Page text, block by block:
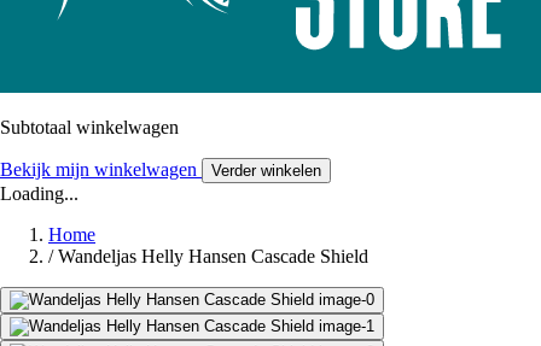
Subtotaal winkelwagen
Bekijk mijn winkelwagen Verder winkelen
Loading...
Home
/ Wandeljas Helly Hansen Cascade Shield